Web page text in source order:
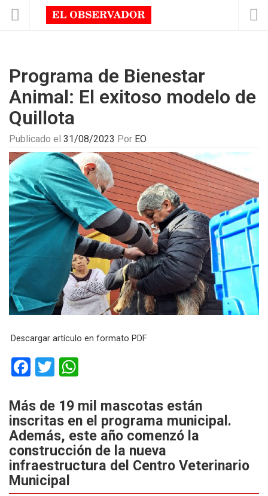
Programa de Bienestar
Animal: El exitoso modelo de
Quillota
Publicado el 31/08/2023 Por EO
Descargar artículo en formato PDF
F
ce
b
o
o
k
T
tt
er
at
s
A
p
Más de 19 mil mascotas están
inscritas en el programa municipal.
Además, este año comenzó la
construcción de la nueva
infraestructura del Centro Veterinario
Municipal